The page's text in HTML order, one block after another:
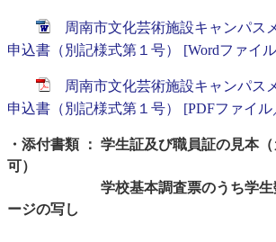
周南市文化芸術施設キャンパス
申込書（別記様式第１号） [Wordファイ
周南市文化芸術施設キャンパス
申込書（別記様式第１号） [PDFファイ
・添付書類 ： 学生証及び職員証の見本
可）
学校基本調査票のうち学生数
ージの写し​